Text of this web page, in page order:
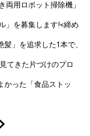
用ロボット掃除機」
」を募集します!<締め
」を追求した1本で、
てきた片づけのプロ
かった「食品ストッ